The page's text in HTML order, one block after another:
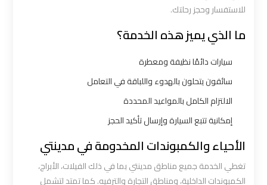
للاستفسار وحجز رحلتك.
ما الذي يميز هذه الخدمة؟
سيارات دائمًا نظيفة ومعطرة
سائقون يتحلون بالهدوء واللباقة في التعامل
الالتزام الكامل بالمواعيد المحددة
إمكانية تتبع السيارة وإرسال تأكيد الحجز
الأحياء والكمبوندات المخدومة في مدينتي
تغطي الخدمة جميع مناطق مدينتي بما في ذلك الفيلات، الأبراج،
الكمبوندات الداخلية، ومناطق التجارة والترفيه. كما تمتد لتشمل
اسكندرية
الإسكندرية
ليموزين
الاسكندرية
القاهرة